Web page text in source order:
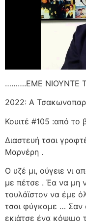
……….ΕΜΕ ΝΙΟΥΝΤΕ
2022: Α
Κουιτέ #105 :από το
Διαστευή τσαι
Μαρνέρη .
Ο υζέ μι, ούγειε νι
με πέτσε . Έα να μη
τουλάϊστον να έμε
τσαι φύγκαμε … Σαν
εκιάτσε ένα κόψιμο